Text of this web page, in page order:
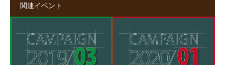
関連イベント